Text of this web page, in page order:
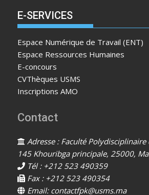
E-SERVICES
Espace Numérique de Travail (ENT)
Espace Ressources Humaines
E-concours
CVThèques USMS
Inscriptions AMO
Contact
Adresse : Faculté Polydisciplinaire
145 Khouribga principale, 25000,
Tél : +212 523 490359
Fax : +212 523 490354
Email: contactfpk@usms.ma